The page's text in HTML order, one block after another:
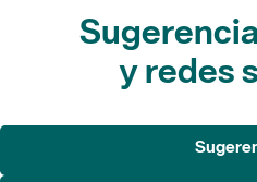
y redes